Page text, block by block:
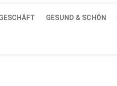
GESUND & SCHÖN